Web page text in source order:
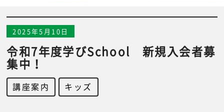
2025年5月10日
令和7年度学びSchool 新規入会者募
集中！
講座案内 キッズ